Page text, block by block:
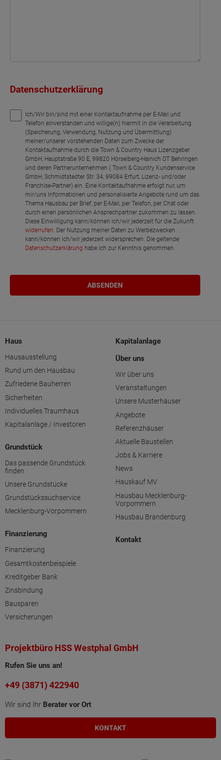
Datenschutzerklärung
Ich/Wir bin/sind mit einer Kontaktaufnahme per E-Mail und
Telefon einverstanden und willige(n) hiermit in die Verarbeitung
(Speicherung, Verwendung, Nutzung und Übermittlung)
meiner/unserer vorstehenden Daten zum Zwecke der
Kontaktaufnahme durch die Town & Country Haus Lizenzgeber
GmbH, Hauptstraße 90 E, 99820 Hörselberg-Hainich OT Behringen
und deren Partnerunternehmen ( Town & Country Kundenservice
GmbH, Schmidtstedter Str. 34, 99084 Erfurt, Lizenz- und/oder
Franchise-Partner) ein. Eine Kontaktaufnahme erfolgt nur, um
mir/uns Informationen und personalisierte Angebote rund um das
Thema Hausbau per Brief, per E-Mail, per Telefon, per Chat oder
durch einen persönlichen Ansprechpartner zukommen zu lassen.
Diese Einwilligung kann/können ich/wir jederzeit für die Zukunft
widerrufen. Der Nutzung meiner Daten zu Werbezwecken
kann/können ich/wir jederzeit widersprechen. Die geltende
Datenschutzerklärung habe ich zur Kenntnis genommen.
Haus
Hausausstellung
Rund um den Hausbau
Zufriedene Bauherren
Sicherheiten
Individuelles Traumhaus
Kapitalanlage / Investoren
Grundstück
Das passende Grundstück
finden
Unsere Grundstücke
Grundstückssuchservice
Mecklenburg-Vorpommern
Finanzierung
Finanzierung
Gesamtkostenbeispiele
Kreditgeber Bank
Zinsbindung
Bausparen
Versicherungen
Kapitalanlage
Über uns
Wir über uns
Veranstaltungen
Unsere Musterhäuser
Angebote
Referenzhäuser
Aktuelle Baustellen
Jobs & Karriere
News
Hauskauf MV
Hausbau Mecklenburg-
Vorpommern
Hausbau Brandenburg
Kontakt
Projektbüro HSS Westphal GmbH
Rufen Sie uns an!
+49 (3871) 422940
Wir sind Ihr Berater vor Ort
KONTAKT